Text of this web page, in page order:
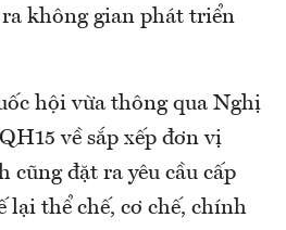
không gian phát triển
hội vừa thông qua Nghị
về sắp xếp đơn vị
đặt ra yêu cầu cấp
lại thể chế, cơ chế, chính